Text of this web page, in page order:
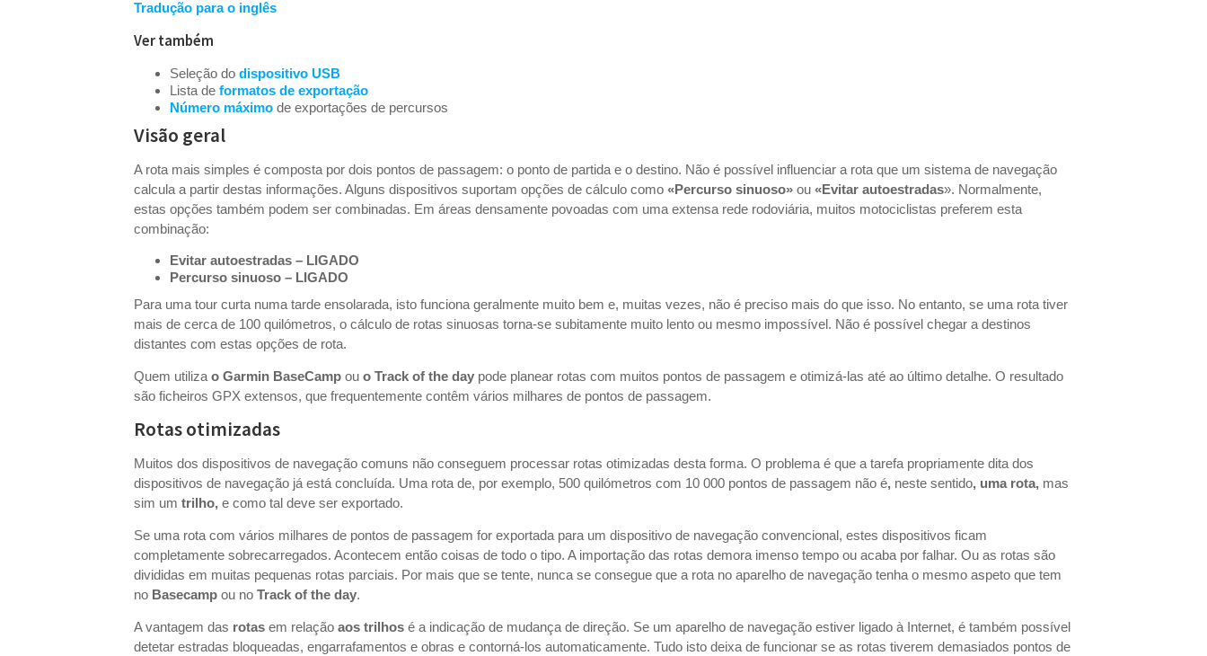
Tradução para o inglês
Ver também
Seleção dodispositivo USB
Lista deformatos de exportação
Número máximo de exportações de percursos
Visão geral
A rota mais simples é composta por dois pontos de passagem: o ponto de partida e o destino. Não é possível influenciar a rota que um sistema de navegação
calcula a partir destas informações. Alguns dispositivos suportam opções de cálculo como«Percurso sinuoso» ou«Evitar autoestradas». Normalmente,
estas opções também podem ser combinadas. Em áreas densamente povoadas com uma extensa rede rodoviária, muitos motociclistas preferem esta
combinação:
Evitar autoestradas – LIGADO
Percurso sinuoso – LIGADO
Para uma tour curta numa tarde ensolarada, isto funciona geralmente muito bem e, muitas vezes, não é preciso mais do que isso. No entanto, se uma rota tiver
mais de cerca de 100 quilómetros, o cálculo de rotas sinuosas torna-se subitamente muito lento ou mesmo impossível. Não é possível chegar a destinos
distantes com estas opções de rota.
Quem utilizao Garmin BaseCamp ouo Track of the day pode planear rotas com muitos pontos de passagem e otimizá-las até ao último detalhe. O resultado
são ficheiros GPX extensos, que frequentemente contêm vários milhares de pontos de passagem.
Rotas otimizadas
Muitos dos dispositivos de navegação comuns não conseguem processar rotas otimizadas desta forma. O problema é que a tarefa propriamente dita dos
dispositivos de navegação já está concluída. Uma rota de, por exemplo, 500 quilómetros com 10 000 pontos de passagem não é, neste sentido, uma rota, mas
sim umtrilho, e como tal deve ser exportado.
Se uma rota com vários milhares de pontos de passagem for exportada para um dispositivo de navegação convencional, estes dispositivos ficam
completamente sobrecarregados. Acontecem então coisas de todo o tipo. A importação das rotas demora imenso tempo ou acaba por falhar. Ou as rotas são
divididas em muitas pequenas rotas parciais. Por mais que se tente, nunca se consegue que a rota no aparelho de navegação tenha o mesmo aspeto que tem
no Basecamp ou noTrack of the day.
A vantagem das rotas em relaçãoaos trilhos é a indicação de mudança de direção. Se um aparelho de navegação estiver ligado à Internet, é também possível
detetar estradas bloqueadas, engarrafamentos e obras e contorná-los automaticamente. Tudo isto deixa de funcionar se as rotas tiverem demasiados pontos de